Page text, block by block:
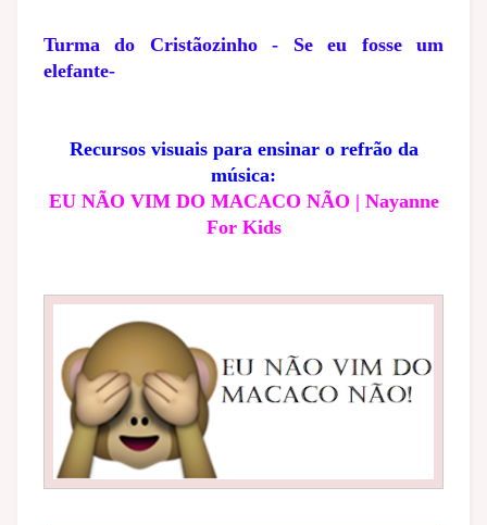
Turma do Cristãozinho - Se eu fosse um
elefante-
Recursos visuais para ensinar o refrão da
música:
EU NÃO VIM DO MACACO NÃO | Nayanne
For Kids